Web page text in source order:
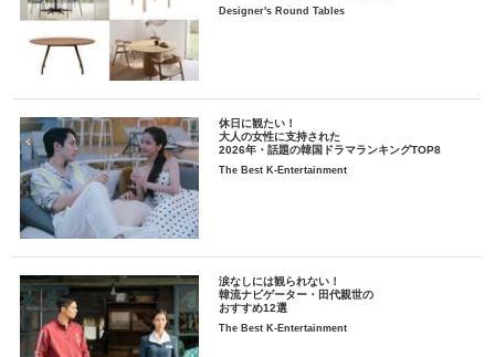
Designer's Round Tables
休日に観たい！
大人の女性に支持された
2026年・話題の韓国ドラマランキングTOP8
The Best K-Entertainment
涙なしには観られない！
韓流ナビゲーター・田代親世の
おすすめ12選
The Best K-Entertainment